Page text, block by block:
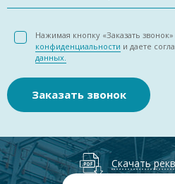
Нажимая кнопку «Заказать
конфиденциальности и даете
данных.
Заказать звонок
Скачать